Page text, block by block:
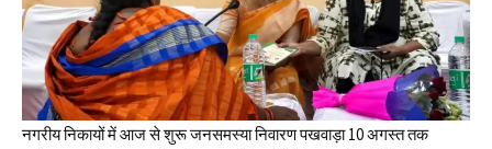
नगरीय निकायों में आज से शुरू जनसमस्या निवारण पखवाड़ा 10 अगस्त तक